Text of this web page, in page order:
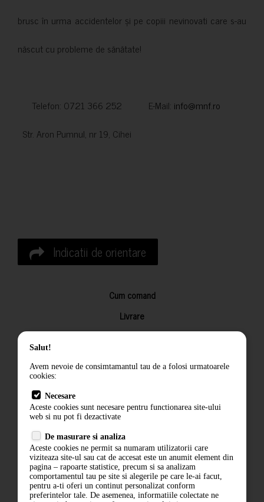
brusc în urma accidentelor și pe copiii nevinovati care s-au
născut cu probleme de sănătate!
Telefon: 0721 366 252 E-Mail: info@mnf.ro
Str. Aron Pumnul, nr 19, Cihei
Indicatii de orientare
Cum comand
Livrare
Returnarea produselor
Termeni si conditii
Politica de confidentialitate
ANPC
Salut!
Avem nevoie de consimtamantul tau de a folosi urmatoarele
cookies:
Necesare
Aceste cookies sunt necesare pentru functionarea site-ului
web si nu pot fi dezactivate
De masurare si analiza
Aceste cookies ne permit sa numaram utilizatorii care
viziteaza site-ul sau cat de accesat este un anumit element din
pagina – rapoarte statistice, precum si sa analizam
comportamentul tau pe site si alegerile pe care le-ai facut,
pentru a-ti oferi un continut personalizat conform
preferintelor tale. De asemenea, informatiile colectate ne